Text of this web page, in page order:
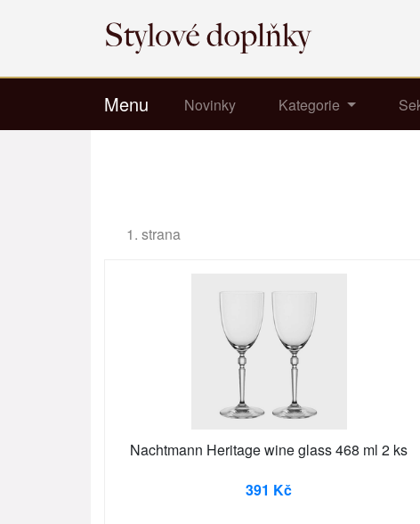
Menu Novinky Kategorie
1. strana
Nachtmann Heritage wine glass 468 ml 2 ks
391 Kč